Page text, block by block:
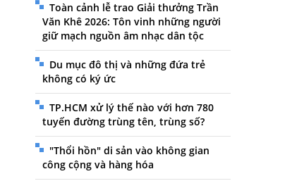
Toàn cảnh lễ trao Giải thưởng Trần
Văn Khê 2026: Tôn vinh những người
giữ mạch nguồn âm nhạc dân tộc
Du mục đô thị và những đứa trẻ
không có ký ức
TP.HCM xử lý thế nào với hơn 780
tuyến đường trùng tên, trùng số?
"Thổi hồn" di sản vào không gian
công cộng và hàng hóa